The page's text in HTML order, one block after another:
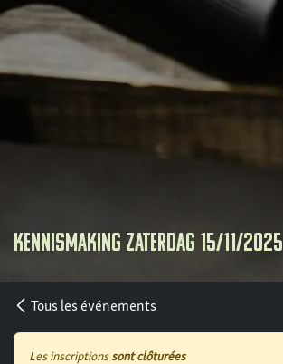
Kennismaking zaterdag 15/11/2025
Tous les événements
Les inscriptions sont clôturées